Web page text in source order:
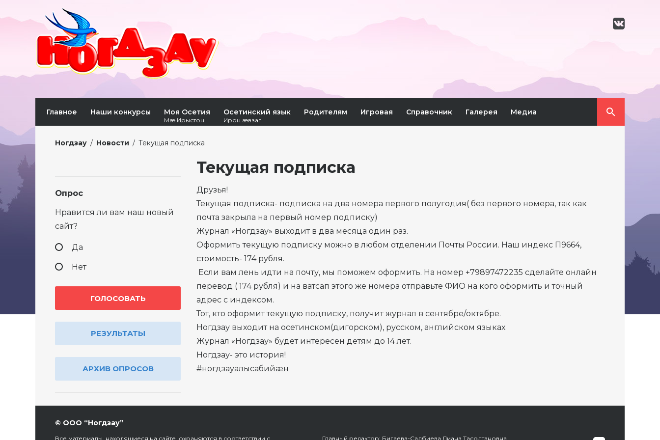
Главное Наши конкурсы Моя Осетия
Мæ Ирыстон
Осетинский язык
Ирон æвзаг
Родителям Игровая Справочник Галерея Медиа
Ногдзау / Новости / Текущая подписка
Текущая подписка
Друзья!
Текущая подписка- подписка на два номера первого полугодия( без первого номера, так как
почта закрыла на первый номер подписку)
Журнал «Ногдзау» выходит в два месяца один раз.
Оформить текущую подписку можно в любом отделении Почты России. Наш индекс П9664,
стоимость- 174 рубля.
Если вам лень идти на почту, мы поможем оформить. На номер +79897472235 сделайте онлайн
перевод ( 174 рубля) и на ватсап этого же номера отправьте ФИО на кого оформить и точный
адрес с индексом.
Тот, кто оформит текущую подписку, получит журнал в сентябре/октябре.
Ногдзау выходит на осетинском(дигорском), русском, английском языках
Журнал «Ногдзау» будет интересен детям до 14 лет.
Ногдзау- это история!
#ногдзауалысабийæн
Опрос
Нравится ли вам наш новый
сайт?
Да
Нет
РЕЗУЛЬТАТЫ
АРХИВ ОПРОСОВ
© ООО “Ногдзау”
Все материалы, находящиеся на сайте, охраняются в соответствии с Главный редактор: Бигаева-Салбиева Диана Тасолтановна